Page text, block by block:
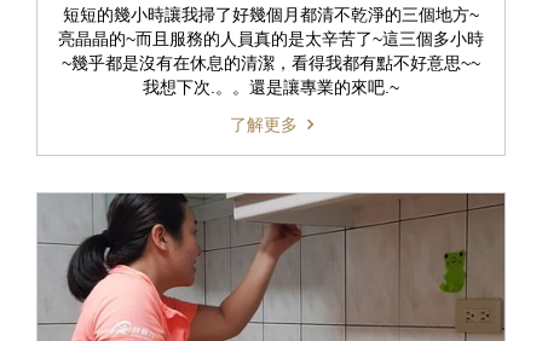
短短的幾小時讓我掃了好幾個月都清不乾淨的三個地方~
亮晶晶的~而且服務的人員真的是太辛苦了~這三個多小時
~幾乎都是沒有在休息的清潔，看得我都有點不好意思~~
我想下次.。。還是讓專業的來吧.~
了解更多